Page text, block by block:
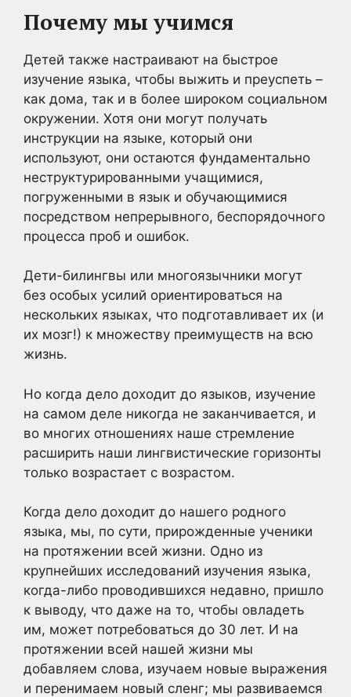
Почему мы учимся
Детей также настраивают на быстрое
изучение языка, чтобы выжить и преуспеть –
как дома, так и в более широком социальном
окружении. Хотя они могут получать
инструкции на языке, который они
используют, они остаются фундаментально
неструктурированными учащимися,
погруженными в язык и обучающимися
посредством непрерывного, беспорядочного
процесса проб и ошибок.
Дети-билингвы или многоязычники могут
без особых усилий ориентироваться на
нескольких языках, что подготавливает их (и
их мозг!) к множеству преимуществ на всю
жизнь.
Но когда дело доходит до языков, изучение
на самом деле никогда не заканчивается, и
во многих отношениях наше стремление
расширить наши лингвистические горизонты
только возрастает с возрастом.
Когда дело доходит до нашего родного
языка, мы, по сути, прирожденные ученики
на протяжении всей жизни. Одно из
крупнейших исследований изучения языка,
когда-либо проводившихся недавно, пришло
к выводу, что даже на то, чтобы овладеть
им, может потребоваться до 30 лет. И на
протяжении всей нашей жизни мы
добавляем слова, изучаем новые выражения
и перенимаем новый сленг; мы развиваемся